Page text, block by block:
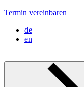
Termin vereinbaren
de
en